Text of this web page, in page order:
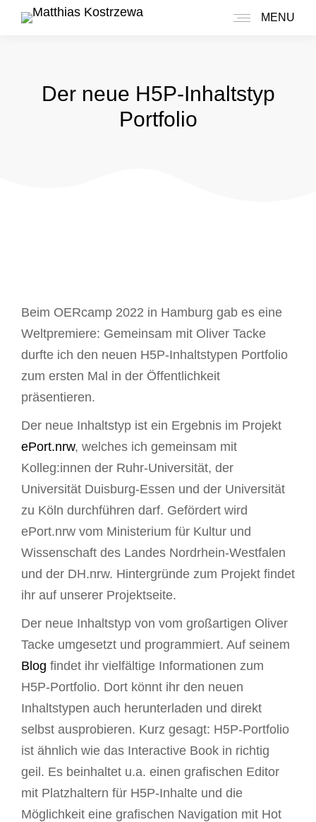
MENU
Der neue H5P-Inhaltstyp
Portfolio
Beim OERcamp 2022 in Hamburg gab es eine
Weltpremiere: Gemeinsam mit Oliver Tacke
durfte ich den neuen H5P-Inhaltstypen Portfolio
zum ersten Mal in der Öffentlichkeit
präsentieren.
Der neue Inhaltstyp ist ein Ergebnis im Projekt
ePort.nrw, welches ich gemeinsam mit
Kolleg:innen der Ruhr-Universität, der
Universität Duisburg-Essen und der Universität
zu Köln durchführen darf. Gefördert wird
ePort.nrw vom Ministerium für Kultur und
Wissenschaft des Landes Nordrhein-Westfalen
und der DH.nrw. Hintergründe zum Projekt findet
ihr auf unserer Projektseite.
Der neue Inhaltstyp von vom großartigen Oliver
Tacke umgesetzt und programmiert. Auf seinem
Blog findet ihr vielfältige Informationen zum
H5P-Portfolio. Dort könnt ihr den neuen
Inhaltstypen auch herunterladen und direkt
selbst ausprobieren. Kurz gesagt: H5P-Portfolio
ist ähnlich wie das Interactive Book in richtig
geil. Es beinhaltet u.a. einen grafischen Editor
mit Platzhaltern für H5P-Inhalte und die
Möglichkeit eine grafischen Navigation mit Hot